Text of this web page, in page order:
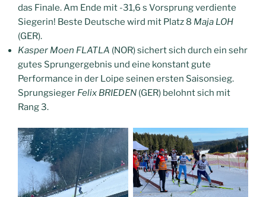
das Finale. Am Ende mit -31,6 s Vorsprung verdiente
Siegerin! Beste Deutsche wird mit Platz 8 Maja LOH
(GER).
Kasper Moen FLATLA (NOR) sichert sich durch ein sehr
gutes Sprungergebnis und eine konstant gute
Performance in der Loipe seinen ersten Saisonsieg.
Sprungsieger Felix BRIEDEN (GER) belohnt sich mit
Rang 3.